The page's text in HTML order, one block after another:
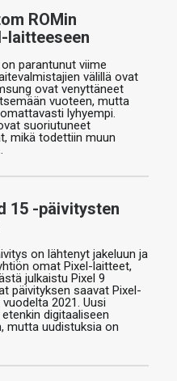
ROMin
laitteeseen
parantunut viime
välillä ovat
ovat venyttäneet
vuoteen, mutta
lyhyempi.
suoriutuneet
mikä todettiin muun
15 -päivitysten
on lähtenyt jakeluun ja
omat Pixel-laitteet,
julkaistu Pixel 9
päivityksen saavat Pixel-
2021. Uusi
digitaaliseen
mutta uudistuksia on